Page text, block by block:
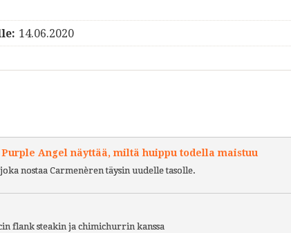
14.06.2020
Angel näyttää, miltä huippu todella maistuu
nostaa Carmenèren täysin uudelle tasolle.
flank steakin ja chimichurrin kanssa